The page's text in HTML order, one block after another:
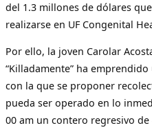
del 1.3 millones de dólares
realizarse en UF Congenital
Por ello, la joven Carolar
“Killadamente” ha
con la que se proponer
pueda ser operado en lo
00 am un contero regresivo